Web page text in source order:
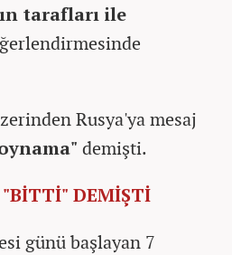
tarafları ile
Rusya'ya mesaj
demişti.
"BİTTİ" DEMİŞTİ
günü başlayan 7